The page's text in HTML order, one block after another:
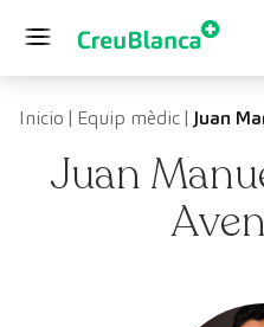
Inicio | Equip mèdic| Juan
Juan